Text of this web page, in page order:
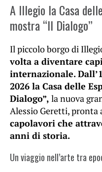
A Illegio la Casa
mostra “Il Dialogo”
Il piccolo borgo di
volta a diventare
internazionale.
2026 la Casa delle
Dialogo”, la nuova
Alessio Geretti, pronta
capolavori che
anni di storia.
Un viaggio nell’arte tra